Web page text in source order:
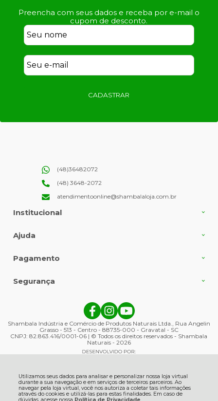
Utilizamos seus dados para analisar e personalizar nossa loja virtual
durante a sua navegação e em serviços de terceiros parceiros. Ao
navegar pela loja virtual, você nos autoriza a coletar tais informações
através do cookies e utilizá-las para estas finalidades. Em caso de
Preencha com seus dados e receba por e-mail o
cupom de desconto.
CADASTRAR
Institucional
Ajuda
(48)36482072
(48) 3648-2072
atendimentoonline@shambalaloja.com.br
Pagamento
Segurança
Shambala Indústria e Comércio de Produtos Naturais Ltda., Rua Angelin
Grasso - 513 - Centro - 88735-000 - Gravatal - SC
CNPJ: 82.863.416/0001-06 | © Todos os direitos reservados - Shambala
Naturais - 2026